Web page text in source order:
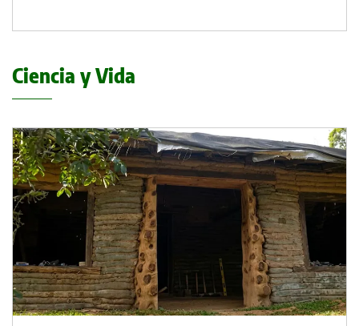
Ciencia y Vida